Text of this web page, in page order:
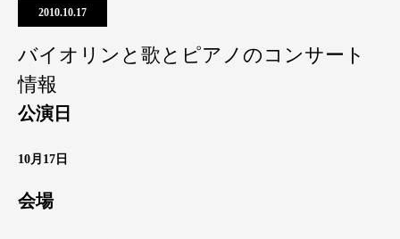
2010.10.17
バイオリンと歌とピアノのコンサート
情報
公演日
10月17日
会場